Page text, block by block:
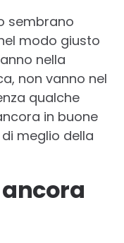
sembrano
modo giusto
nella
non vanno nel
qualche
in buone
meglio della